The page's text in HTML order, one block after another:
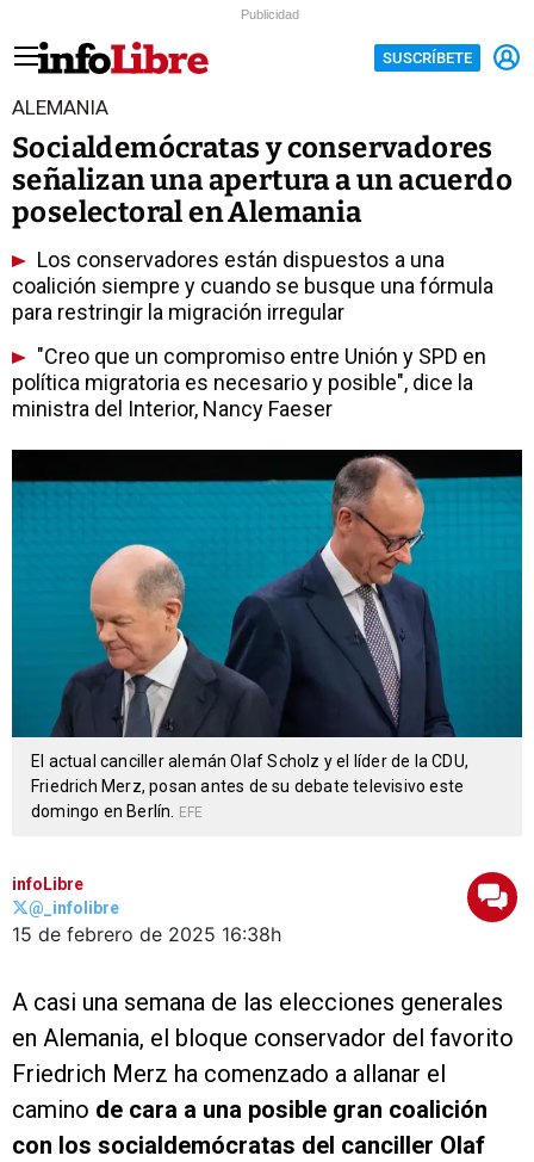
Publicidad
SUSCRÍBETE
ALEMANIA
Socialdemócratas y conservadores
señalizan una apertura a un acuerdo
poselectoral en Alemania
Los conservadores están dispuestos a una
coalición siempre y cuando se busque una fórmula
para restringir la migración irregular
"Creo que un compromiso entre Unión y SPD en
política migratoria es necesario y posible", dice la
ministra del Interior, Nancy Faeser
El actual canciller alemán Olaf Scholz y el líder de la CDU,
Friedrich Merz, posan antes de su debate televisivo este
domingo en Berlín.
EFE
infoLibre
@_infolibre
15 de febrero de 2025 16:38h
A casi una semana de las elecciones generales
en Alemania, el bloque conservador del favorito
Friedrich Merz ha comenzado a allanar el
camino de cara a una posible gran coalición
con los socialdemócratas del canciller Olaf